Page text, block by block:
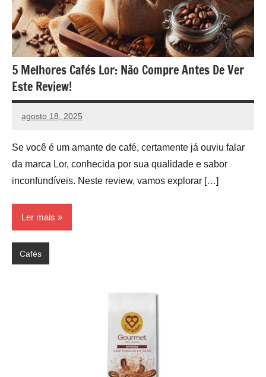
5 Melhores Cafés Lor: Não Compre Antes De Ver
Este Review!
agosto 18, 2025
vih.santoss@gmail.com
Nenhum
Se você é um amante de café, certamente já ouviu falar
da marca Lor, conhecida por sua qualidade e sabor
inconfundíveis. Neste review, vamos explorar […]
Ler mais
Cafés